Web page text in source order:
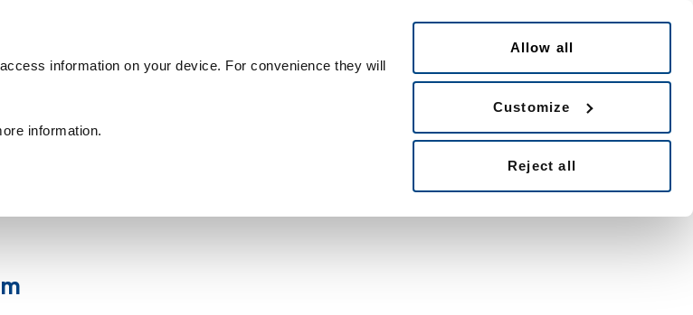
information on your device. For convenience they will
information.
Allow all
Customize
Reject all
m